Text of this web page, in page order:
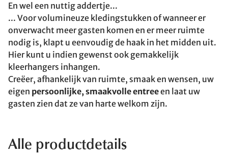
En wel een nuttig addertje...
... Voor volumineuze kledingstukken of wanneer er
onverwacht meer gasten komen en er meer ruimte
nodig is, klapt u eenvoudig de haak in het midden uit.
Hier kunt u indien gewenst ook gemakkelijk
kleerhangers inhangen.
Creëer, afhankelijk van ruimte, smaak en wensen, uw
eigen persoonlijke, smaakvolle entreeen laat uw
gasten zien dat ze van harte welkom zijn.
Alle productdetails